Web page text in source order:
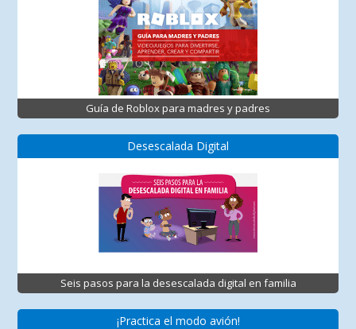
Guía de Roblox para madres y padres
Desescalada Digital
Seis pasos para la desescalada digital en familia
¡Practica el modo avión!